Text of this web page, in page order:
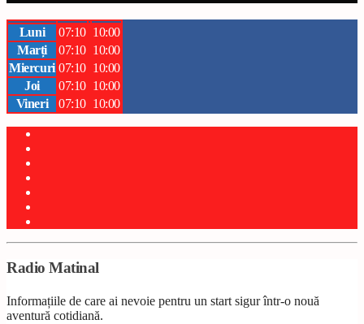
Luni 07:10 10:00
Marți
07:10 10:00
Miercuri 07:10 10:00
Joi
07:10 10:00
Vineri
07:10 10:00
Radio Matinal
Informațiile de care ai nevoie pentru un start sigur într-o nouă
aventură cotidiană.